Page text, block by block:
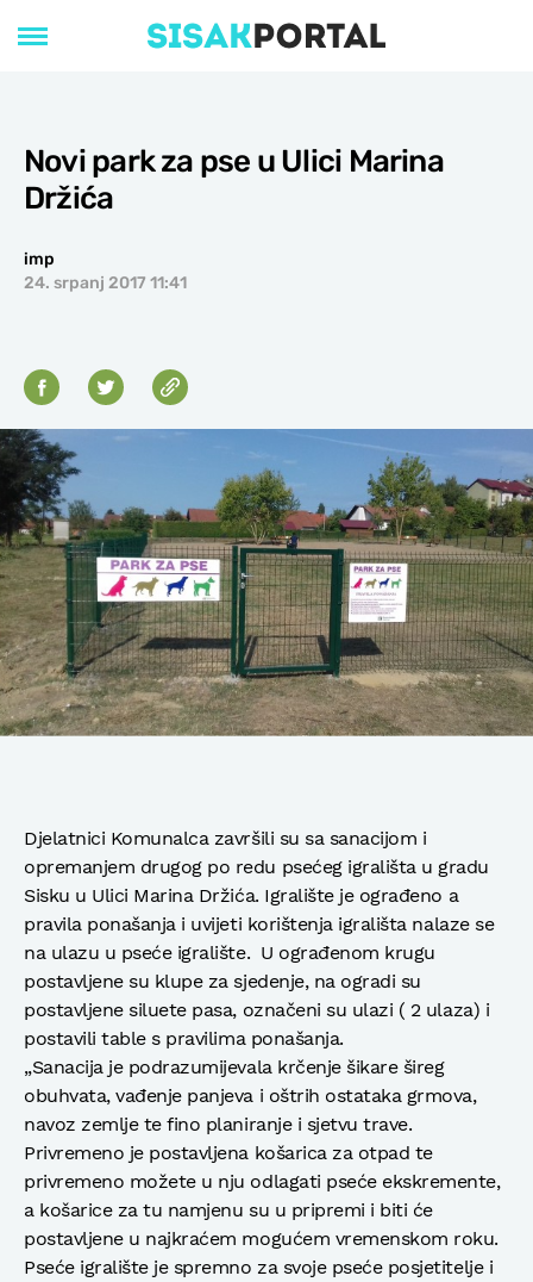
Novi park za pse u Ulici Marina
Držića
imp
24. srpanj 2017 11:41
Djelatnici Komunalca završili su sa sanacijom i
opremanjem drugog po redu psećeg igrališta u gradu
Sisku u Ulici Marina Držića. Igralište je ograđeno a
pravila ponašanja i uvijeti korištenja igrališta nalaze se
na ulazu u pseće igralište. U ograđenom krugu
postavljene su klupe za sjedenje, na ogradi su
postavljene siluete pasa, označeni su ulazi ( 2 ulaza) i
postavili table s pravilima ponašanja.
„Sanacija je podrazumijevala krčenje šikare šireg
obuhvata, vađenje panjeva i oštrih ostataka grmova,
navoz zemlje te fino planiranje i sjetvu trave.
Privremeno je postavljena košarica za otpad te
privremeno možete u nju odlagati pseće ekskremente,
a košarice za tu namjenu su u pripremi i biti će
postavljene u najkraćem mogućem vremenskom roku.
Pseće igralište je spremno za svoje pseće posjetitelje i